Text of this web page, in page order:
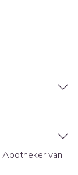
Apotheker van